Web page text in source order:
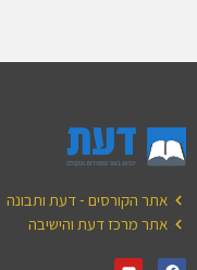
אתר הקורסים - דעת ותבונה
אתר מרכז דעת והישיבה